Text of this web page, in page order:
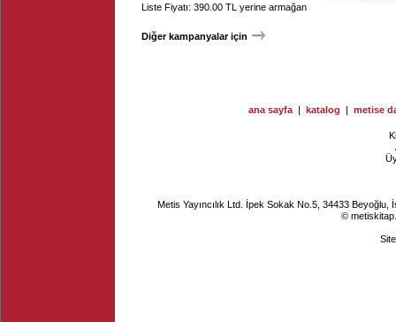
Liste Fiyatı: 390.00 TL yerine armağan
Diğer kampanyalar için
ana sayfa | katalog | metise
Metis Yayıncılık Ltd. İpek Sokak No.5, 34433
©